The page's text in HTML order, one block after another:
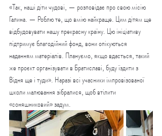
«Так, наші діти чудові, — розповідає про свою місію
Галина. — Роблю те, що вмію найкраще. Цим дітям ще
відбудовувати нашу прекрасну країну. Цю ініціативу
підтримує благодійний фонд, вони опікуються
наданням матеріалів. Плануємо, якщо вдасться, такий
же проєкт організувати в Братиславі, буду їздити з
Відня ще і туди». Наразі всі учасники імпровізованої
школи малювання зібралися, щоб втілити
«соняшниковий» задум.